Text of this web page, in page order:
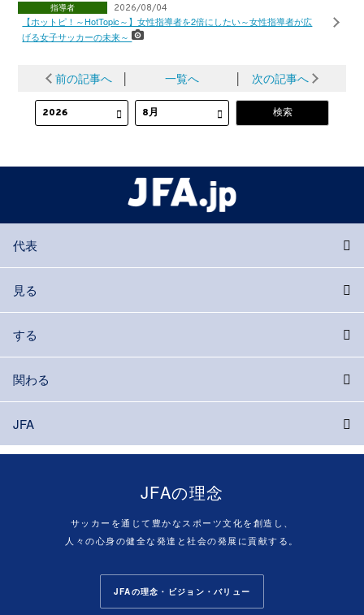
指導者 2026/08/04
【ホットピ！～HotTopic～】女性指導者を2倍にしたい～女性指導者が広
げる女子サッカーの未来～
前の記事へ │ 一覧へ │ 次の記事へ
代表
見る
する
関わる
JFA
JFAの理念
サッカーを通じて豊かなスポーツ文化を創造し、
人々の心身の健全な発達と社会の発展に貢献する。
JFAの理念・ビジョン・バリュー